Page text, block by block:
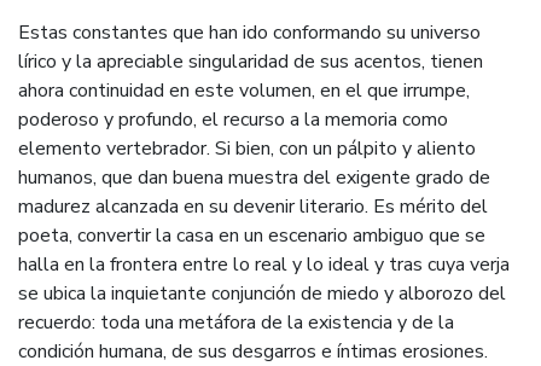
Estas constantes que han ido conformando su universo
lírico y la apreciable singularidad de sus acentos, tienen
ahora continuidad en este volumen, en el que irrumpe,
poderoso y profundo, el recurso a la memoria como
elemento vertebrador. Si bien, con un pálpito y aliento
humanos, que dan buena muestra del exigente grado de
madurez alcanzada en su devenir literario. Es mérito del
poeta, convertir la casa en un escenario ambiguo que se
halla en la frontera entre lo real y lo ideal y tras cuya verja
se ubica la inquietante conjunción de miedo y alborozo del
recuerdo: toda una metáfora de la existencia y de la
condición humana, de sus desgarros e íntimas erosiones.